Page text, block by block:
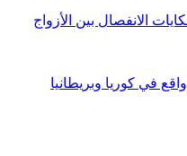
الانفصال بين الأزواج
في كوريا وبريطانيا